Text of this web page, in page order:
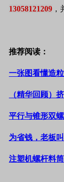
13058121209 ，
推荐阅读：
一张图看懂造
（精华回顾）
平行与锥形双
为省钱，老板
注塑机螺杆料